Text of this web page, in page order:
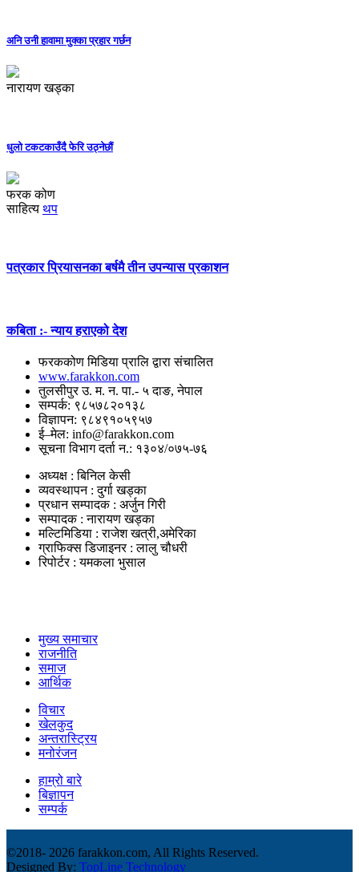
अनि उनी हावामा मुक्का प्रहार गर्छन
नारायण खड्का
धुलो टकटकाउँदै फेरि उठ्नेछौं
फरक कोण
साहित्य थप
पत्रकार प्रियासनका बर्षमै तीन उपन्यास प्रकाशन
कबिता :- न्याय हराएको देश
फरककोण मिडिया प्रालि द्वारा संचालित
www.farakkon.com
तुलसीपुर उ. म. न. पा.- ५ दाङ, नेपाल
सम्पर्क: ९८५७८२०१३८
विज्ञापन: ९८४९१०५९५७
ई–मेल: info@farakkon.com
सूचना विभाग दर्ता न.: १३०४/०७५-७६
अध्यक्ष : बिनिल केसी
व्यवस्थापन : दुर्गा खड्का
प्रधान सम्पादक : अर्जुन गिरी
सम्पादक : नारायण खड्का
मल्टिमिडिया : राजेश खत्री,अमेरिका
ग्राफिक्स डिजाइनर : लालु चौधरी
रिपोर्टर : यमकला भुसाल
मुख्य समाचार
राजनीति
समाज
आर्थिक
विचार
खेलकुद
अन्तरास्ट्रिय
मनोरंजन
हाम्रो बारे
बिज्ञापन
सम्पर्क
©2018- 2026 farakkon.com, All Rights Reserved.
Designed By: TopLine Technology